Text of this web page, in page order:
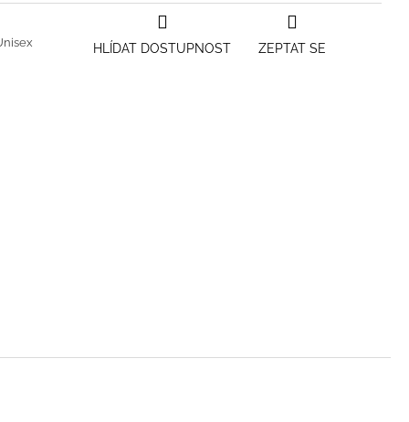
ZEPTAT SE
HLÍDAT DOSTUPNOST